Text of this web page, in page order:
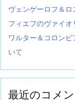
ヴェンゲーロフ＆
フィエフのヴァイオ
ワルター＆コロン
いて
最近のコメン